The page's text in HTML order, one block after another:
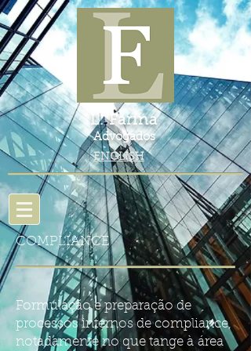
L. Farina
Advogados
ENGLISH
COMPLIANCE
Formulação e preparação de
processos internos de compliance,
notadamente no que tange à área